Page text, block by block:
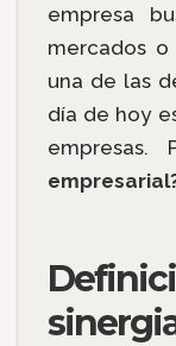
empresa
mercados
una de las
día de hoy
empresas.